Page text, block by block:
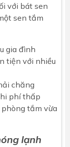
với bát sen
sen tắm
gia đình
tiện với nhiều
chăng
phí thấp
tắm vừa
lạnh